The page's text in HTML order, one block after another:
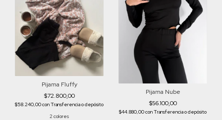
Pijama Fluffy
$72.800,00
$58.240,00conTransferencia o depósito
2 colores
Pijama Nube
$56.100,00
$44.880,00conTransferencia o depósito